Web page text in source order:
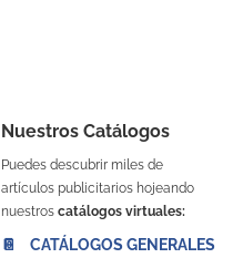
Nuestros Catálogos
Puedes descubrir miles de
artículos publicitarios hojeando
nuestros catálogos virtuales:
📔 CATÁLOGOS GENERALES